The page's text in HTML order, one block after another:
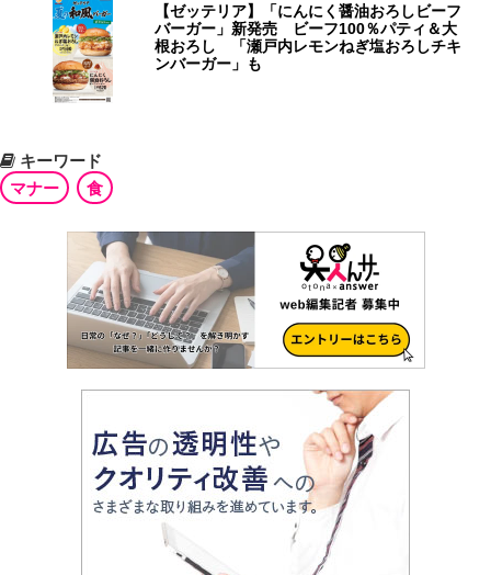
【ゼッテリア】「にんにく醤油おろしビーフ
バーガー」新発売 ビーフ100％パティ＆大
根おろし 「瀬戸内レモンねぎ塩おろしチキ
ンバーガー」も
キーワード
マナー
食